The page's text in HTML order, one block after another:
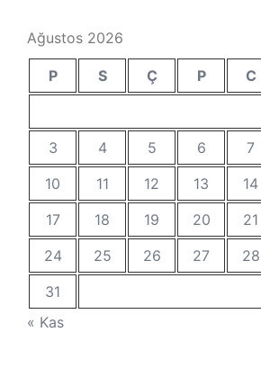
Ağustos 2026
P S Ç P C
3
4 5 6 7
10
11 12 13 14
17
18 19 20 21
24
25 26 27 28
31
« Kas